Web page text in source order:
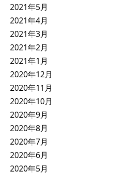
2021年5月
2021年4月
2021年3月
2021年2月
2021年1月
2020年12月
2020年11月
2020年10月
2020年9月
2020年8月
2020年7月
2020年6月
2020年5月